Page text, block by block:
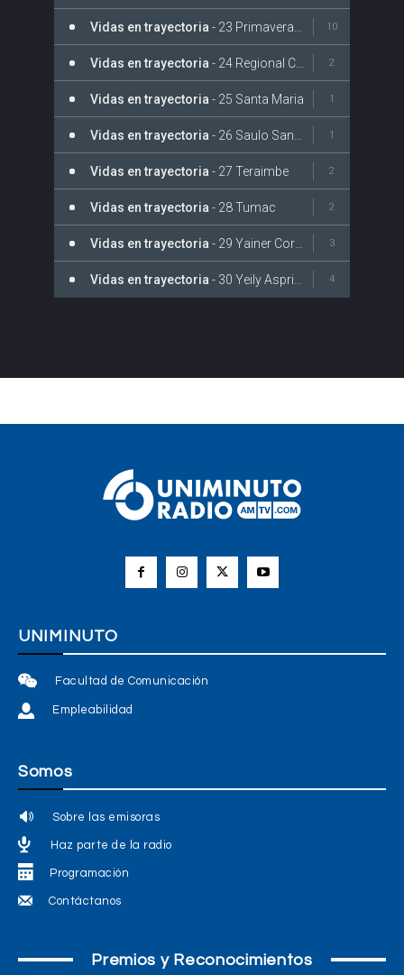
Vidas en trayectoria- 23 Primavera Palacio 10
Vidas en trayectoria- 24 Regional Catatumbo 2
Vidas en trayectoria- 25 Santa Maria 1
Vidas en trayectoria- 26 Saulo Sanchez 1
Vidas en trayectoria- 27 Teraimbe 2
Vidas en trayectoria- 28 Tumac 2
Vidas en trayectoria- 29 Yainer Cordoba 3
Vidas en trayectoria- 30 Yeily Asprilla Robledo 4
UNIMINUTO
Facultad de Comunicación
Empleabilidad
Somos
Sobre las emisoras
Haz parte de la radio
Programación
Contáctanos
Premios y Reconocimientos